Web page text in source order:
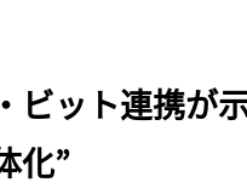
ビット連携が
化”